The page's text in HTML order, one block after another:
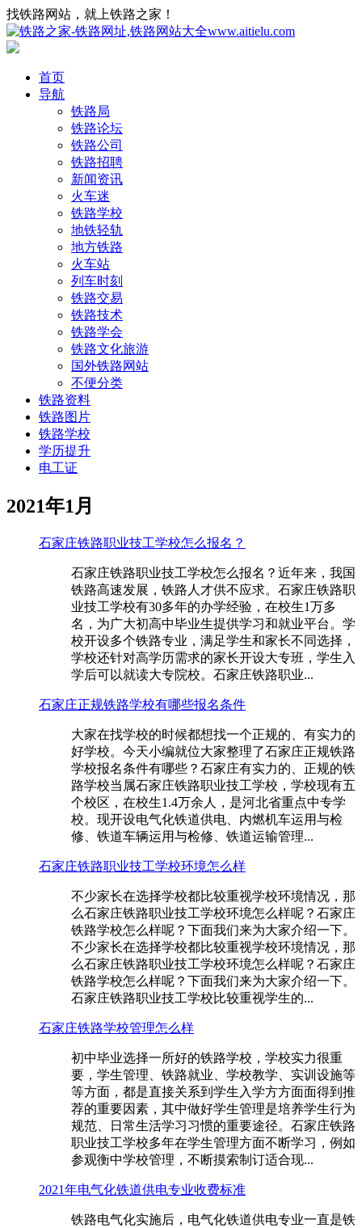
找铁路网站，就上铁路之家！
首页
导航
铁路局
铁路论坛
铁路公司
铁路招聘
新闻资讯
火车迷
铁路学校
地铁轻轨
地方铁路
火车站
列车时刻
铁路交易
铁路技术
铁路学会
铁路文化旅游
国外铁路网站
不便分类
铁路资料
铁路图片
铁路学校
学历提升
电工证
2021年1月
石家庄铁路职业技工学校怎么报名？
石家庄铁路职业技工学校怎么报名？近年来，我国
铁路高速发展，铁路人才供不应求。石家庄铁路职
业技工学校有30多年的办学经验，在校生1万多
名，为广大初高中毕业生提供学习和就业平台。学
校开设多个铁路专业，满足学生和家长不同选择，
学校还针对高学历需求的家长开设大专班，学生入
学后可以就读大专院校。石家庄铁路职业...
石家庄正规铁路学校有哪些报名条件
大家在找学校的时候都想找一个正规的、有实力的
好学校。今天小编就位大家整理了石家庄正规铁路
学校报名条件有哪些？石家庄有实力的、正规的铁
路学校当属石家庄铁路职业技工学校，学校现有五
个校区，在校生1.4万余人，是河北省重点中专学
校。现开设电气化铁道供电、内燃机车运用与检
修、铁道车辆运用与检修、铁道运输管理...
石家庄铁路职业技工学校环境怎么样
不少家长在选择学校都比较重视学校环境情况，那
么石家庄铁路职业技工学校环境怎么样呢？石家庄
铁路学校怎么样呢？下面我们来为大家介绍一下。
不少家长在选择学校都比较重视学校环境情况，那
么石家庄铁路职业技工学校环境怎么样呢？石家庄
铁路学校怎么样呢？下面我们来为大家介绍一下。
石家庄铁路职业技工学校比较重视学生的...
石家庄铁路学校管理怎么样
初中毕业选择一所好的铁路学校，学校实力很重
要，学生管理、铁路就业、学校教学、实训设施等
等方面，都是直接关系到学生入学方方面面得到推
荐的重要因素，其中做好学生管理是培养学生行为
规范、日常生活学习习惯的重要途径。石家庄铁路
职业技工学校多年在学生管理方面不断学习，例如
参观衡中学校管理，不断摸索制订适合现...
2021年电气化铁道供电专业收费标准
铁路电气化实施后，电气化铁道供电专业一直是铁